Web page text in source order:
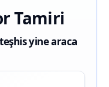
Tamiri
yine araca